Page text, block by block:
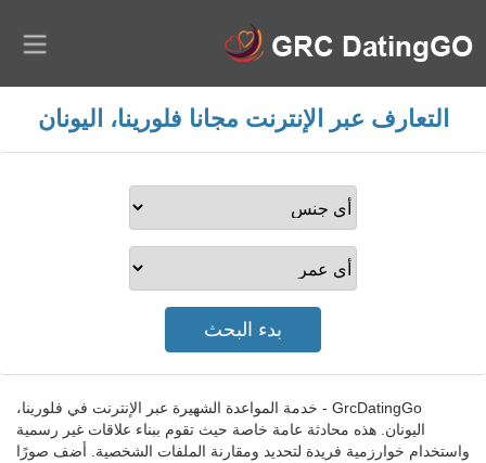
التعارف عبر الإنترنت مجانا فلورينا، اليونان
GrcDatingGo - خدمة المواعدة الشهيرة عبر الإنترنت في فلورينا،
اليونان. هذه محادثة عامة خاصة حيث تقوم ببناء علاقات غير رسمية
واستخدام خوارزمية فريدة لتحديد ومقارنة الملفات الشخصية. أضف صورًا